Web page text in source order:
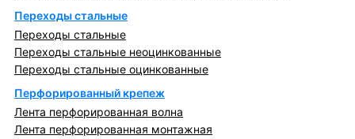
Переходы стальные
Переходы стальные
Переходы стальные неоцинкованные
Переходы стальные оцинкованные
Перфорированный крепеж
Лента перфорированная волна
Лента перфорированная монтажная